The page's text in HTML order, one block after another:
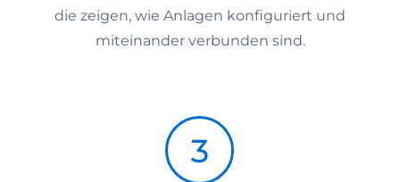
die zeigen, wie Anlagen konfiguriert und
miteinander verbunden sind.